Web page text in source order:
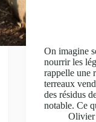
On imagine
nourrir les
rappelle une
terreaux
des résidus
notable. Ce
Olivier